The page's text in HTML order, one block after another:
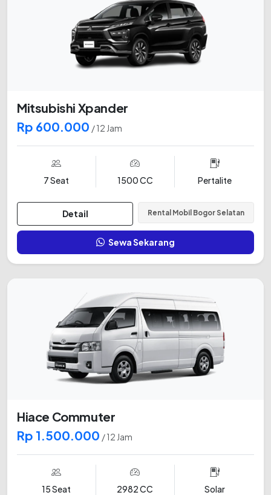
Mitsubishi Xpander
Rp 600.000 / 12 Jam
7 Seat 1500 CC Pertalite
Detail Rental Mobil Bogor Selatan
Sewa Sekarang
Hiace Commuter
Rp 1.500.000 / 12 Jam
15 Seat 2982 CC Solar